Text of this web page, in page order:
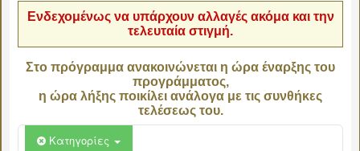
Ενδεχομένως να υπάρχουν αλλαγές ακόμα και την
τελευταία στιγμή.
Στο πρόγραμμα ανακοινώνεται η ώρα έναρξης του
προγράμματος,
η ώρα λήξης ποικίλει ανάλογα με τις συνθήκες
τελέσεως του.
Κατηγορίες
06:00